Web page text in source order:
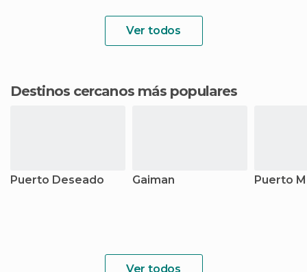
Ver todos
Destinos cercanos más populares
Puerto Deseado Gaiman Puerto
Ver todos